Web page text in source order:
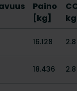
Paino
[kg]
16.128 2.8
18.436 2.8